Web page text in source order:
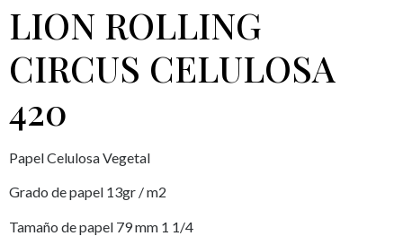
LION ROLLING
CIRCUS CELULOSA
420
Papel Celulosa Vegetal
Grado de papel 13gr / m2
Tamaño de papel 79 mm 1 1/4